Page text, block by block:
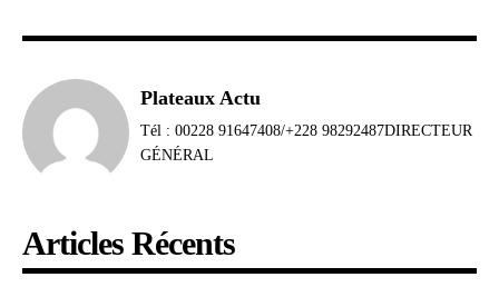
Plateaux Actu
Tél : 00228 91647408/+228 98292487DIRECTEUR
GÉNÉRAL
Articles Récents